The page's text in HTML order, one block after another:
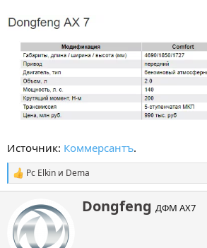
Источник: Коммерсантъ.
С
и
а
т
и
Pc Elkin и Dema
А
в
Dongfeng ДФМ АХ7